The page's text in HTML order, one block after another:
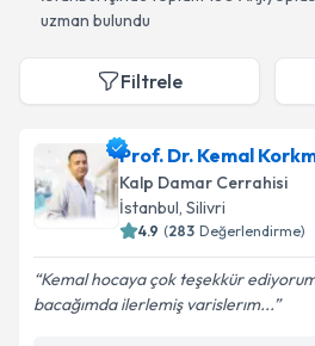
uzman bulundu
Filtrele
Prof. Dr. Kemal
Kalp Damar Cerrahisi
İstanbul, Silivri
4.9 (283 Değerlendirme)
Kemal hocaya çok teşekkür
bacağımda ilerlemiş varislerım...